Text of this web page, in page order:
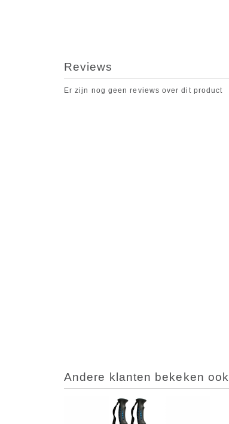
Reviews
Er zijn nog geen reviews over dit product
Andere klanten bekeken ook